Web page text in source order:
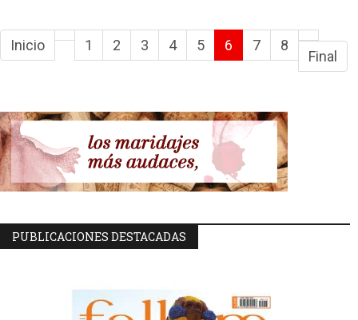
Inicio 1 2 3 4 5 6 7 8
Final
PUBLICACIONES DESTACADAS